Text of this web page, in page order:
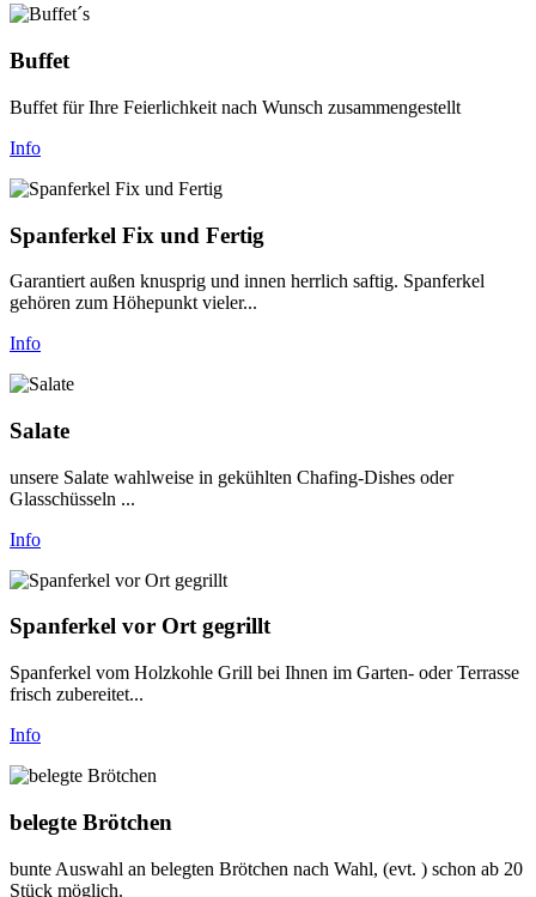
Buffet
Buffet für Ihre Feierlichkeit nach Wunsch zusammengestellt
Info
Spanferkel Fix und Fertig
Garantiert außen knusprig und innen herrlich saftig. Spanferkel
gehören zum Höhepunkt vieler...
Info
Salate
unsere Salate wahlweise in gekühlten Chafing-Dishes oder
Glasschüsseln ...
Info
Spanferkel vor Ort gegrillt
Spanferkel vom Holzkohle Grill bei Ihnen im Garten- oder Terrasse
frisch zubereitet...
Info
belegte Brötchen
bunte Auswahl an belegten Brötchen nach Wahl, (evt. ) schon ab 20
Stück möglich.